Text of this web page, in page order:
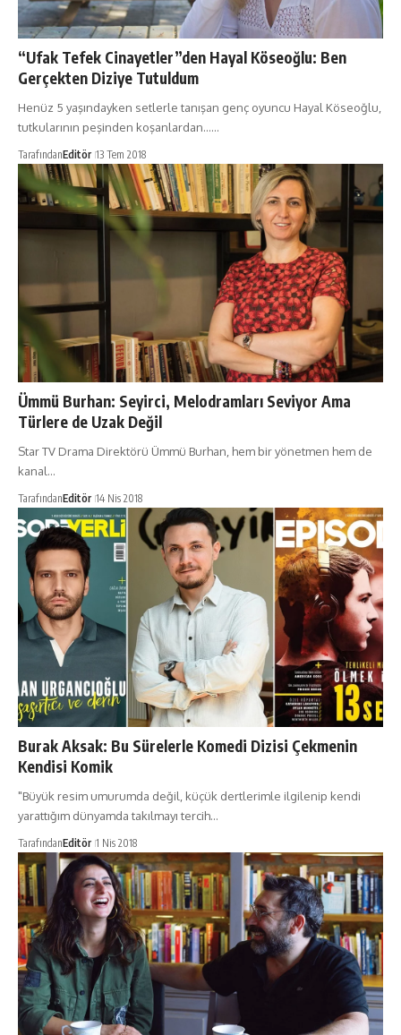
“Ufak Tefek Cinayetler”den Hayal Köseoğlu: Ben
Gerçekten Diziye Tutuldum
Henüz 5 yaşındayken setlerle tanışan genç oyuncu Hayal Köseoğlu,
tutkularının peşinden koşanlardan...…
TarafındanEditör 13 Tem 2018
Ümmü Burhan: Seyirci, Melodramları Seviyor Ama
Türlere de Uzak Değil
Star TV Drama Direktörü Ümmü Burhan, hem bir yönetmen hem de
kanal…
TarafındanEditör 14 Nis 2018
Burak Aksak: Bu Sürelerle Komedi Dizisi Çekmenin
Kendisi Komik
"Büyük resim umurumda değil, küçük dertlerimle ilgilenip kendi
yarattığım dünyamda takılmayı tercih…
TarafındanEditör 1 Nis 2018